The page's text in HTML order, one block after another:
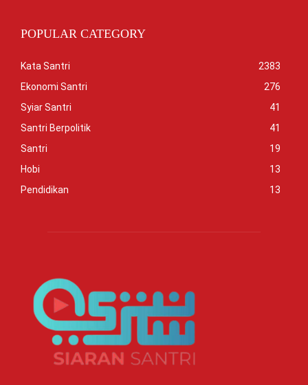
POPULAR CATEGORY
Kata Santri
2383
Ekonomi Santri
276
Syiar Santri
41
Santri Berpolitik
41
Santri
19
Hobi
13
Pendidikan
13